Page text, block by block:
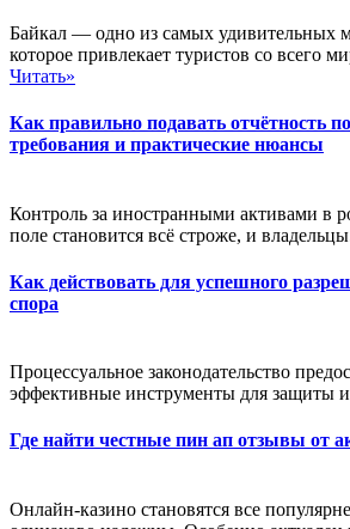
Байкал — одно из самых удивительных
которое привлекает туристов со всего
Читать»
Как правильно подавать отчётность
требования и практические нюансы
Контроль за иностранными активами в
поле становится всё строже, и
Как действовать для успешного
спора
Процессуальное законодательство
эффективные инструменты для защиты
Где найти честные пин ап отзывы от
Онлайн-казино становятся все